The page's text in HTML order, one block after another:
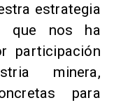
estrategia
que nos ha
participación
minera,
para